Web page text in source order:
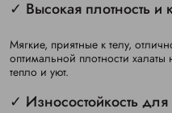
✓ Высокая плотность и
Мягкие, приятные к телу,
оптимальной плотности
тепло и уют.
✓ Износостойкость